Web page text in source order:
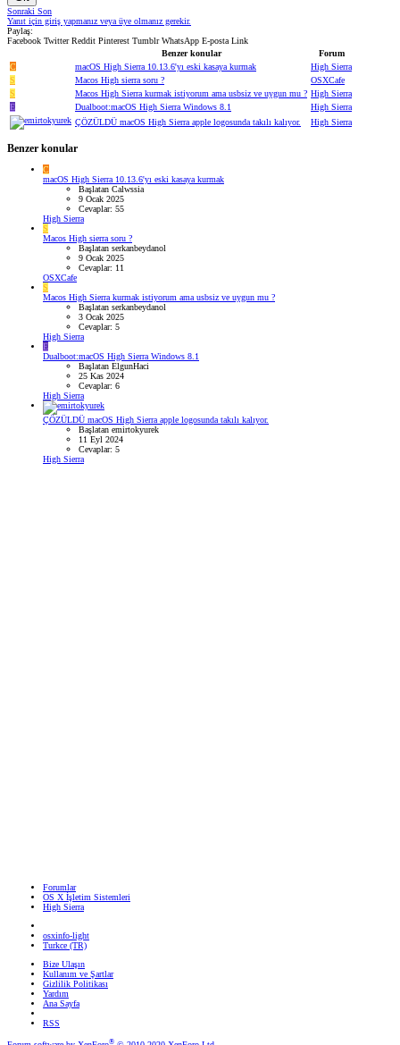
Sonraki Son
Yanıt için giriş yapmanız veya üye olmanız gerekir.
Paylaş:
Facebook Twitter Reddit Pinterest Tumblr WhatsApp E-posta Link
Benzer konular
Forum
C
macOS High Sierra 10.13.6'yı eski kasaya kurmak
High Sierra
S
Macos High sierra soru ?
OSXCafe
S
Macos High Sierra kurmak istiyorum ama usbsiz ve uygun mu ? High Sierra
E
Dualboot:macOS High Sierra Windows 8.1
High Sierra
ÇÖZÜLDÜ macOS High Sierra apple logosunda takılı kalıyor. High Sierra
Benzer konular
C
macOS High Sierra 10.13.6'yı eski kasaya kurmak
Başlatan Calwssia
9 Ocak 2025
Cevaplar: 55
High Sierra
S
Macos High sierra soru ?
Başlatan serkanbeydanol
9 Ocak 2025
Cevaplar: 11
OSXCafe
S
Macos High Sierra kurmak istiyorum ama usbsiz ve uygun mu ?
Başlatan serkanbeydanol
3 Ocak 2025
Cevaplar: 5
High Sierra
E
Dualboot:macOS High Sierra Windows 8.1
Başlatan ElgunHaci
25 Kas 2024
Cevaplar: 6
High Sierra
ÇÖZÜLDÜ macOS High Sierra apple logosunda takılı kalıyor.
Başlatan emirtokyurek
11 Eyl 2024
Cevaplar: 5
High Sierra
Forumlar
OS X İşletim Sistemleri
High Sierra
osxinfo-light
Turkce (TR)
Bize Ulaşın
Kullanım ve Şartlar
Gizlilik Politikası
Yardım
Ana Sayfa
RSS
®